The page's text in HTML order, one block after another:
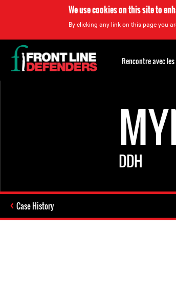
We use cookies on this site to
By clicking any link on this page you
DDH
Case History
Back
to
top
Rencontre avec les